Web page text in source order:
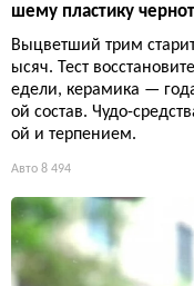
шему пластику
Выцветший трим
ысяч. Тест
едели, керамика —
ой состав. Чудо-
ой и терпением.
Авто 8 494